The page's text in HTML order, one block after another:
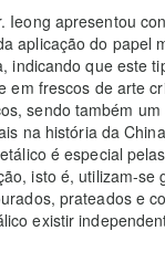
Ieong apresentou
aplicação do papel
indicando que este
em frescos de arte
sendo também
na história da
é especial
isto é, utilizam-se
prateados e
existir